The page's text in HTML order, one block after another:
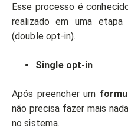
Esse processo é
realizado em uma
(double opt-in).
Single opt-in
Após preencher um
não precisa fazer mais
no sistema.